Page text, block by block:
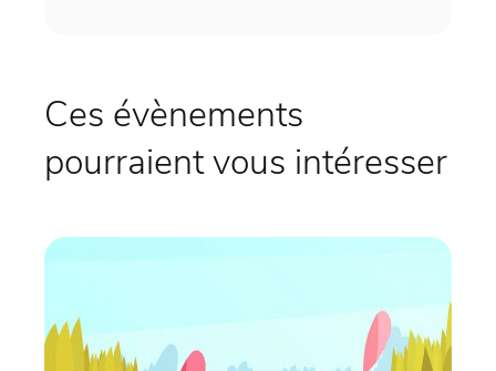
Ces évènements
pourraient vous intéresser